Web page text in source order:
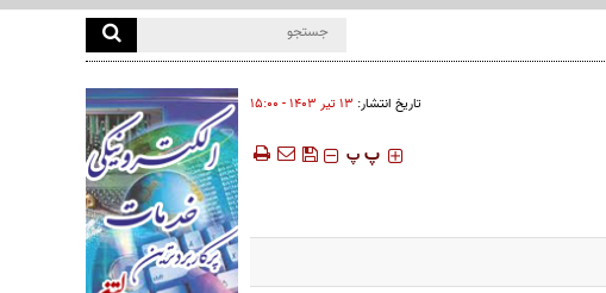
تاریخ انتشار: ۱۳ تير ۱۴۰۳ - ۱۵:۰۰
‍‍‍ پ پ